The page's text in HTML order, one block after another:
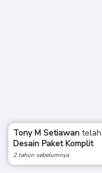
Tony M Setiawan
Desain Paket Komplit
2 tahun sebelumnya